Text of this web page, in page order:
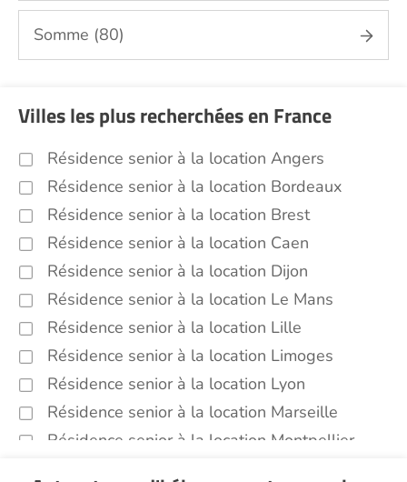
Somme (80)
Villes les plus recherchées en France
Résidence senior à la location Angers
Résidence senior à la location Bordeaux
Résidence senior à la location Brest
Résidence senior à la location Caen
Résidence senior à la location Dijon
Résidence senior à la location Le Mans
Résidence senior à la location Lille
Résidence senior à la location Limoges
Résidence senior à la location Lyon
Résidence senior à la location Marseille
Résidence senior à la location Montpellier